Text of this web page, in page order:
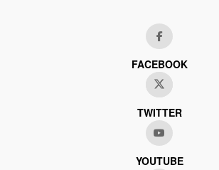
FACEBOOK
TWITTER
YOUTUBE